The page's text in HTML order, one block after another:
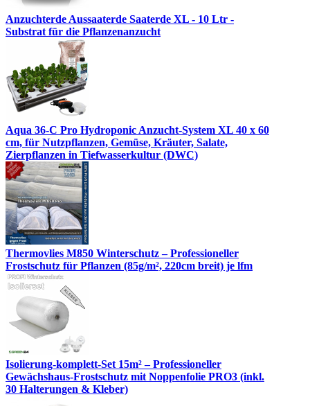
Anzuchterde Aussaaterde Saaterde XL - 10 Ltr -
Substrat für die Pflanzenanzucht
Aqua 36-C Pro Hydroponic Anzucht-System XL 40 x 60
cm, für Nutzpflanzen, Gemüse, Kräuter, Salate,
Zierpflanzen in Tiefwasserkultur (DWC)
Thermovlies M850 Winterschutz – Professioneller
Frostschutz für Pflanzen (85g/m², 220cm breit) je lfm
Isolierung-komplett-Set 15m² – Professioneller
Gewächshaus-Frostschutz mit Noppenfolie PRO3 (inkl.
30 Halterungen & Kleber)